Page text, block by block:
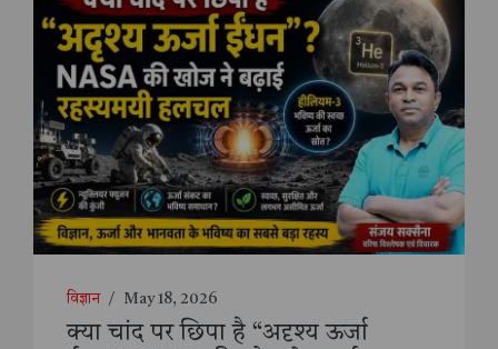
विज्ञान / May 18, 2026
क्या चांद पर छिपा है “अदृश्य ऊर्जा